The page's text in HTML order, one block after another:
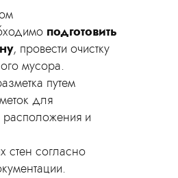
подготовить
, провести очистку
мусора.
путем
для
и
стен согласно